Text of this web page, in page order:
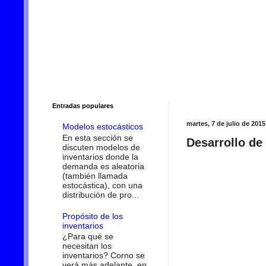
martes, 7 de julio de 2015
Desarrollo
Entradas populares
Modelos estocásticos
En esta sección se
discuten modelos de
inventarios donde la
demanda es aleatoria
(también llamada
estocástica), con una
distribución de pro...
Propósito de los
inventarios
¿Para qué se
necesitan los
inventarios? Corno se